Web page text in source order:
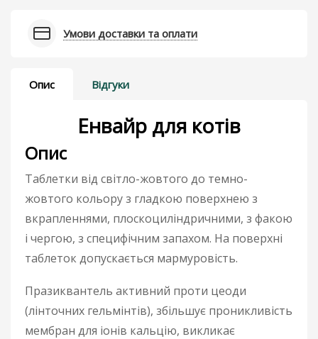
Умови доставки та оплати
Опис Відгуки
Енвайр для котів
Опис
Таблетки від світло-жовтого до темно-
жовтого кольору з гладкою поверхнею з
вкрапленнями, плоскоциліндричними, з факою
і чергою, з специфічним запахом. На поверхні
таблеток допускається мармуровість.
Празиквантель активний проти цеоди
(лінточних гельмінтів), збільшує проникливість
мембран для іонів кальцію, викликає